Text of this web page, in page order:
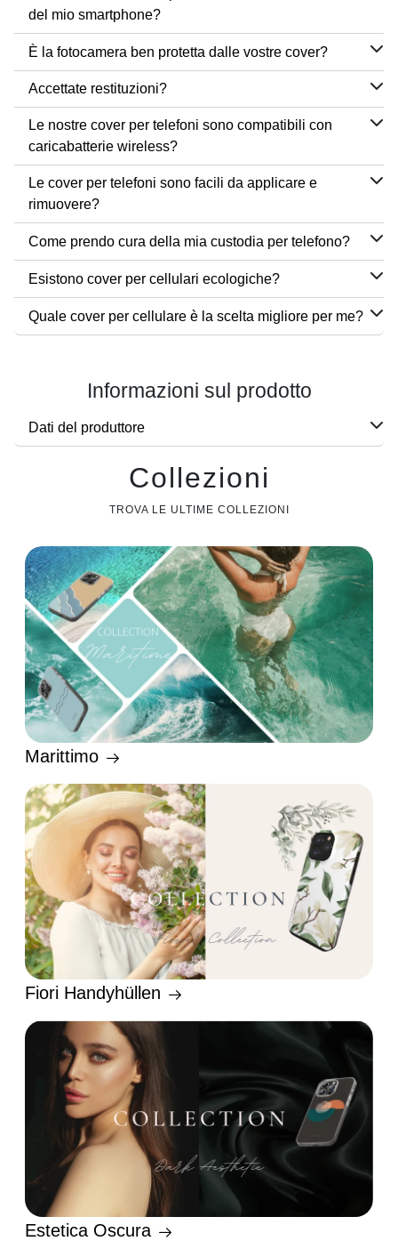
del mio smartphone?
È la fotocamera ben protetta dalle vostre cover?
Accettate restituzioni?
Le nostre cover per telefoni sono compatibili con
caricabatterie wireless?
Le cover per telefoni sono facili da applicare e
rimuovere?
Come prendo cura della mia custodia per telefono?
Esistono cover per cellulari ecologiche?
Quale cover per cellulare è la scelta migliore per me?
Informazioni sul prodotto
Dati del produttore
Collezioni
TROVA LE ULTIME COLLEZIONI
Marittimo
Fiori Handyhüllen
Estetica Oscura